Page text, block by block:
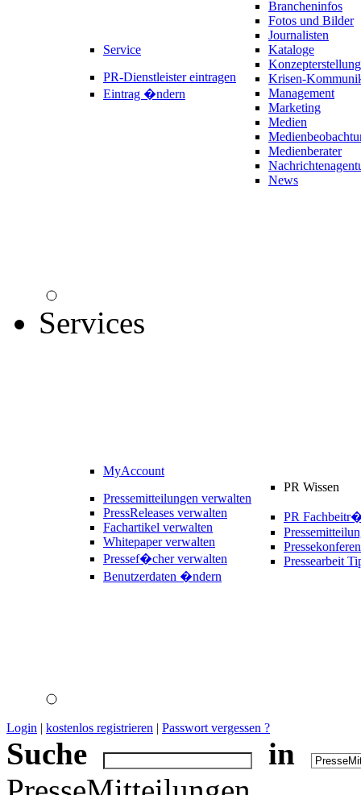
Service
PR-Dienstleister eintragen
Eintrag �ndern
Brancheninfos
Fotos und Bilder
Journalisten
Kataloge
Konzepterstellung
Krisen-
Management
Marketing
Medien
Medienberater
News
Services
MyAccount
Pressemitteilungen verwalten
PressReleases verwalten
Fachartikel verwalten
Whitepaper verwalten
Pressef�cher verwalten
Benutzerdaten �ndern
PR Wissen
PR
Pressearbeit
Login | kostenlos registrieren | Passwort vergessen ?
Suche
in